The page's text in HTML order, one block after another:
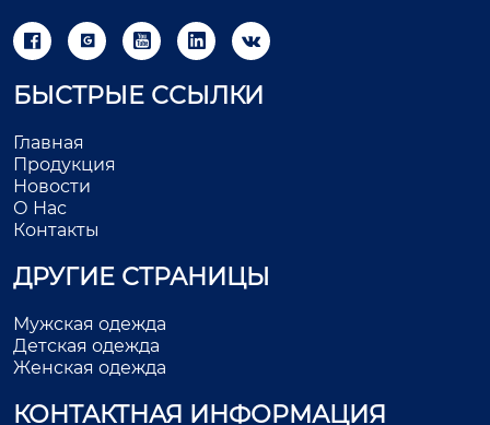
    
БЫСТРЫЕ ССЫЛКИ
Главная
Продукция
Новости
О Нас
Контакты
ДРУГИЕ СТРАНИЦЫ
Мужская одежда
Детская одежда
Женская одежда
КОНТАКТНАЯ ИНФОРМАЦИЯ